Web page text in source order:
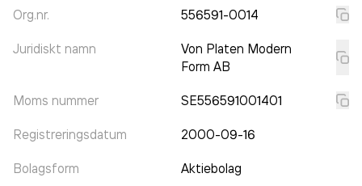
Org.nr. 556591-0014
Juridiskt namn
Von Platen Modern
Form AB
Moms nummer SE556591001401
Registreringsdatum 2000-09-16
Bolagsform Aktiebolag